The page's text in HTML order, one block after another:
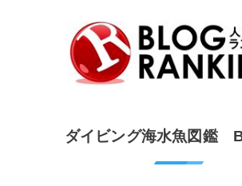
ダイビング海水魚図鑑